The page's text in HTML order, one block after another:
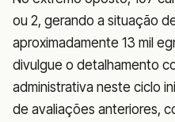
ou 2, gerando a situação
aproximadamente 13 mil
divulgue o detalhamento
administrativa neste ciclo
de avaliações anteriores,